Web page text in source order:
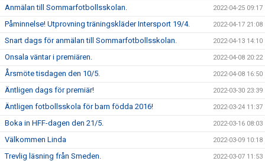
Anmälan till Sommarfotbollsskolan. 2022-04-25 09:17
Påminnelse! Utprovning träningskläder Intersport 19/4. 2022-04-17 21:08
Snart dags för anmälan till Sommarfotbollsskolan. 2022-04-13 14:10
Onsala väntar i premiären. 2022-04-08 20:22
Årsmöte tisdagen den 10/5. 2022-04-08 16:50
Äntligen dags för premiär! 2022-03-30 23:39
Äntligen fotbollsskola för barn födda 2016! 2022-03-24 11:37
Boka in HFF-dagen den 21/5. 2022-03-16 08:03
Välkommen Linda 2022-03-09 10:18
Trevlig läsning från Smeden. 2022-03-07 11:53